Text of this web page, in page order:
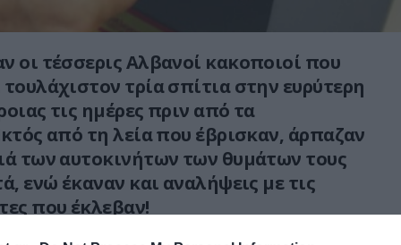
οι τέσσερις Αλβανοί κακοποιοί που
τρία σπίτια στην ευρύτερη
τις ημέρες πριν από τα
από τη λεία που έβρισκαν, άρπαζαν
των αυτοκινήτων των θυμάτων τους
ενώ έκαναν και αναλήψεις με τις
που έκλεβαν!